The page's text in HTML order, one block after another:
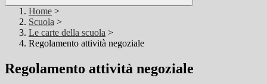
Home >
Scuola >
Le carte della scuola >
Regolamento attività negoziale
Regolamento attività negoziale